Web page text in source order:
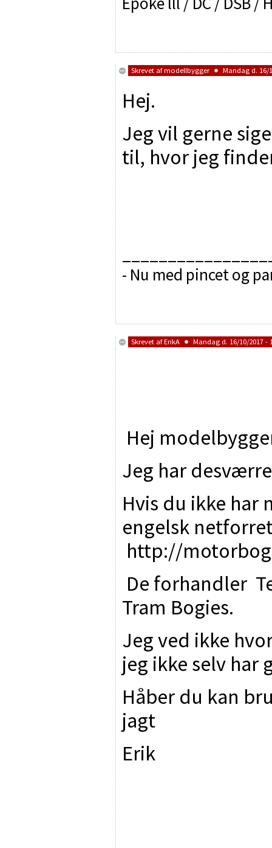
Skrevet afmodellbygger Mandag d. 16/
Hej.
Jeg vil gerne
til, hvor jeg
- Nu med pincet og
Skrevet afErikA Mandag d. 16/10/2017 -
Hej
Jeg har
Hvis du ikke har
engelsk
http://
De forhandler
Tram Bogies.
Jeg ved ikke
jeg ikke selv har
Håber du kan
jagt
Erik